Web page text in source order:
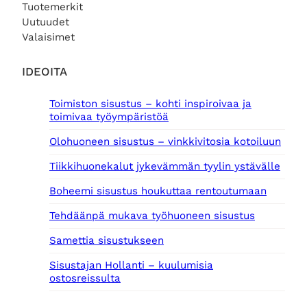
Tuotemerkit
Uutuudet
Valaisimet
IDEOITA
Toimiston sisustus – kohti inspiroivaa ja
toimivaa työympäristöä
Olohuoneen sisustus – vinkkivitosia kotoiluun
Tiikkihuonekalut jykevämmän tyylin ystävälle
Boheemi sisustus houkuttaa rentoutumaan
Tehdäänpä mukava työhuoneen sisustus
Samettia sisustukseen
Sisustajan Hollanti – kuulumisia
ostosreissulta